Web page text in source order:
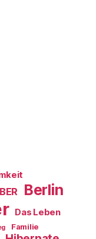
BER Berlin
Das Leben
Familie